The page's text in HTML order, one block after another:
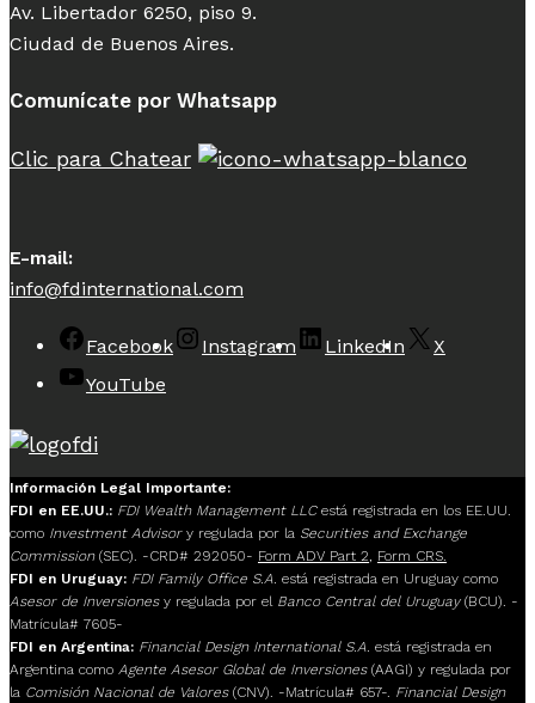
Av. Libertador 6250, piso 9.
Ciudad de Buenos Aires.
Comunícate por Whatsapp
Clic para Chatear
E-mail:
info@fdinternational.com
Facebook Instagram LinkedIn
X
YouTube
Información Legal Importante:
FDI en EE.UU.: FDI Wealth Management LLCestá registrada en los EE.UU.
como Investment Advisory regulada por la Securities and Exchange
Commission(SEC). -CRD# 292050- Form ADV Part 2
Form CRS.
FDI en Uruguay: FDI Family Office S.A. está registrada en Uruguay como
Asesor de Inversionesy regulada por el Banco Central del Uruguay(BCU). -
Matrícula# 7605-
FDI en Argentina: Financial Design International S.A. está registrada en
Argentina como Agente Asesor Global de Inversiones(AAGI) y regulada por
la Comisión Nacional de Valores(CNV). -Matrícula# 657-. Financial Design